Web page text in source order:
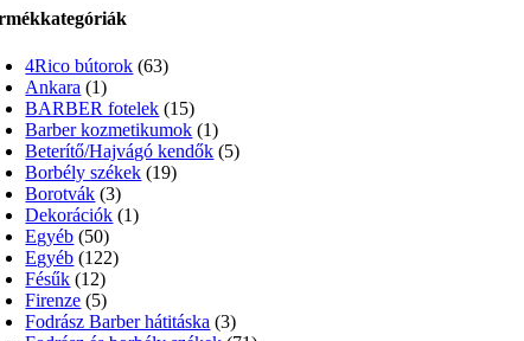
4Rico bútorok (63)
Ankara (1)
BARBER fotelek (15)
Barber kozmetikumok (1)
Beterítő/Hajvágó kendők (5)
Borbély székek (19)
Borotvák (3)
Dekorációk (1)
Egyéb (50)
Egyéb (122)
Fésűk (12)
Firenze (5)
Fodrász Barber hátitáska (3)